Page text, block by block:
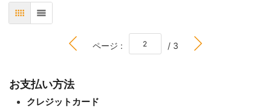
表 リスト
ページ : BOTTOM / 3
お支払い方法
クレジットカード